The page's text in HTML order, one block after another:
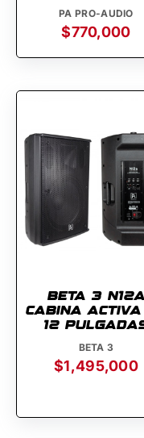
PA PRO-AUDIO
$770,000
BETA 3 N12A
CABINA
12
BETA 3
$1,495,000